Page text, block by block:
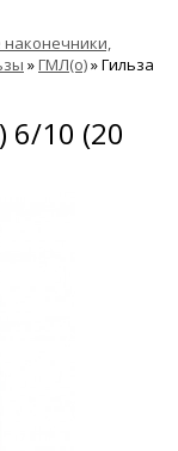
»ГМЛ(о)»Гильза
6/10 (20